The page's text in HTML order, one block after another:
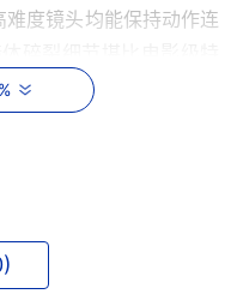
度镜头均能保持动作连
模型支持Native 1080P
质的飞跃；
镜到底视频，续航更持
)